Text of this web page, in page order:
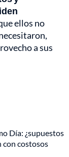
ellos no
a sus
Día: ¿supuestos
con costosos